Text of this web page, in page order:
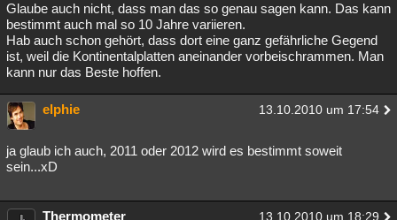
Glaube auch nicht, dass man das so genau sagen kann. Das kann
bestimmt auch mal so 10 Jahre variieren.
Hab auch schon gehört, dass dort eine ganz gefährliche Gegend
ist, weil die Kontinentalplatten aneinander vorbeischrammen. Man
kann nur das Beste hoffen.
elphie 13.10.2010 um 17:54
ja glaub ich auch, 2011 oder 2012 wird es bestimmt soweit
sein...xD
Thermometer 13.10.2010 um 18:29